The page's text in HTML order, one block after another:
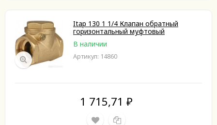
Itap 130 1 1/4 Клапан обратный
горизонтальный муфтовый
В наличии
Артикул: 14860
1 715,71 ₽